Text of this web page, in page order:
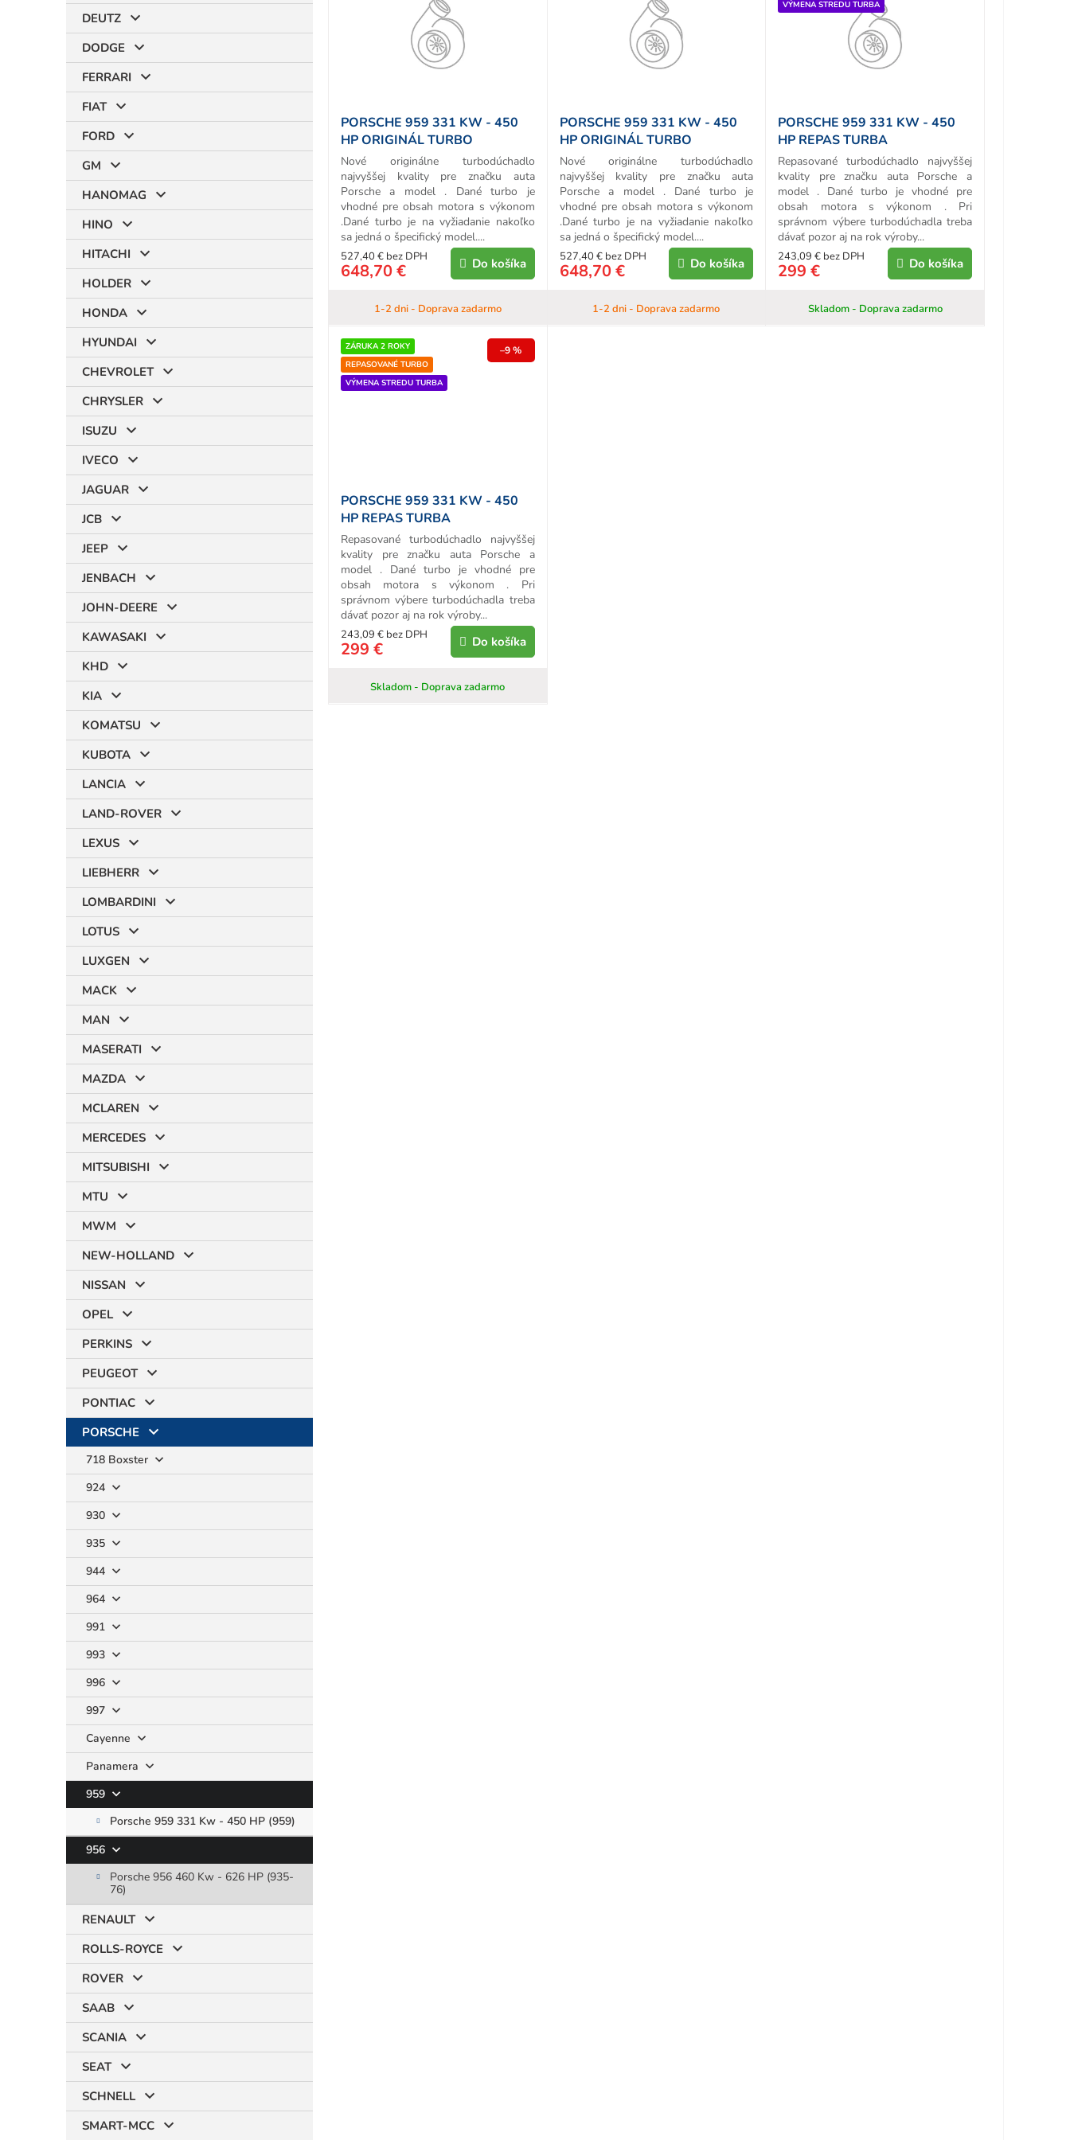
DEUTZ
DODGE
FERRARI
FIAT
FORD
GM
HANOMAG
HINO
HITACHI
HOLDER
HONDA
HYUNDAI
CHEVROLET
CHRYSLER
ISUZU
IVECO
JAGUAR
JCB
JEEP
JENBACH
JOHN-DEERE
KAWASAKI
KHD
KIA
KOMATSU
KUBOTA
LANCIA
LAND-ROVER
LEXUS
LIEBHERR
LOMBARDINI
LOTUS
LUXGEN
MACK
MAN
MASERATI
MAZDA
MCLAREN
MERCEDES
MITSUBISHI
MTU
MWM
NEW-HOLLAND
NISSAN
OPEL
PERKINS
PEUGEOT
PONTIAC
PORSCHE
718 Boxster
924
930
935
944
964
991
993
996
997
Cayenne
Panamera
959
Porsche 959 331 Kw - 450 HP (959)
956
Porsche 956 460 Kw - 626 HP (935-
76)
RENAULT
ROLLS-ROYCE
ROVER
SAAB
SCANIA
SEAT
SCHNELL
SMART-MCC
PORSCHE 959 331 KW - 450
HP ORIGINÁL TURBO
1-2 dni - Doprava zadarmo
527,40 € bez DPH
648,70 € Do košíka
Nové originálne turbodúchadlo
najvyššej kvality pre značku auta
Porsche a model . Dané turbo je
vhodné pre obsah motora s výkonom
.Dané turbo je na vyžiadanie nakoľko
sa jedná o špecifický model....
PORSCHE 959 331 KW - 450
HP ORIGINÁL TURBO
1-2 dni - Doprava zadarmo
527,40 € bez DPH
648,70 € Do košíka
Nové originálne turbodúchadlo
najvyššej kvality pre značku auta
Porsche a model . Dané turbo je
vhodné pre obsah motora s výkonom
.Dané turbo je na vyžiadanie nakoľko
sa jedná o špecifický model....
VÝMENA STREDU TURBA
PORSCHE 959 331 KW - 450
HP REPAS TURBA
Skladom - Doprava zadarmo
243,09 € bez DPH
299 € Do košíka
Repasované turbodúchadlo najvyššej
kvality pre značku auta Porsche a
model . Dané turbo je vhodné pre
obsah motora s výkonom . Pri
správnom výbere turbodúchadla treba
dávať pozor aj na rok výroby...
ZÁRUKA 2 ROKY
REPASOVANÉ TURBO
VÝMENA STREDU TURBA
–9 %
PORSCHE 959 331 KW - 450
HP REPAS TURBA
Skladom - Doprava zadarmo
243,09 € bez DPH
299 € Do košíka
Repasované turbodúchadlo najvyššej
kvality pre značku auta Porsche a
model . Dané turbo je vhodné pre
obsah motora s výkonom . Pri
správnom výbere turbodúchadla treba
dávať pozor aj na rok výroby...